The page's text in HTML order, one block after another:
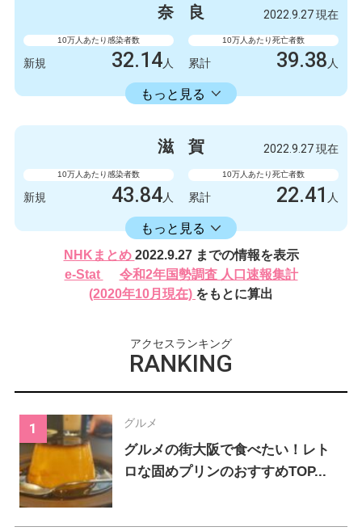
人 新規
132327 249
奈 良 2022.9.27 現在
10万人あたり感染者数
新規 32.14 人
10万人あたり死亡者数
累計 39.38 人
もっと見る
16582.30人
426人 新規
219788 522
滋 賀 2022.9.27 現在
10万人あたり感染者数
新規 43.84人
10万人あたり死亡者数
累計 22.41 人
もっと見る
16406.17人
感染者数
620人
死亡者数
新規
232024人 累計
NHKまとめ 2022.9.27 までの情報を表示
e-Stat
令和2年国勢調査 人口速報集計
(2020年10月現在) をもとに算出
アクセスランキング
RANKING
グルメ
グルメの街大阪で食べたい！レト
ロな固めプリンのおすすめTOP...